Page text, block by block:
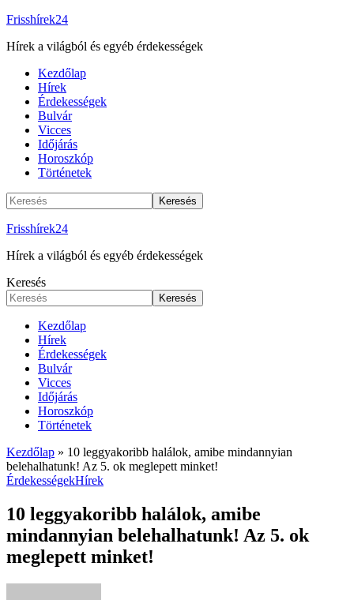
Frisshírek24
Hírek a világból és egyéb érdekességek
Kezdőlap
Hírek
Érdekességek
Bulvár
Vicces
Időjárás
Horoszkóp
Történetek
Frisshírek24
Hírek a világból és egyéb érdekességek
Keresés
Kezdőlap
Hírek
Érdekességek
Bulvár
Vicces
Időjárás
Horoszkóp
Történetek
Kezdőlap » 10 leggyakoribb halálok, amibe mindannyian
belehalhatunk! Az 5. ok meglepett minket!
ÉrdekességekHírek
10 leggyakoribb halálok, amibe
mindannyian belehalhatunk! Az 5. ok
meglepett minket!